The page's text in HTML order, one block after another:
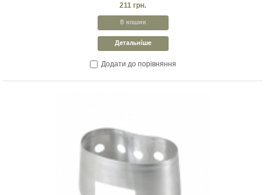
211 грн.
В кошик
Детальніше
Додати до порівняння